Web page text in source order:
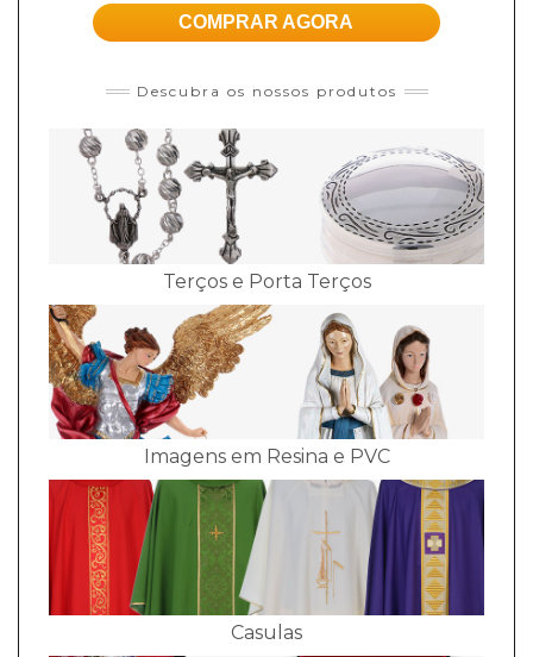
COMPRAR AGORA
Descubra os nossos produtos
Terços e Porta Terços
Imagens em Resina e PVC
Casulas